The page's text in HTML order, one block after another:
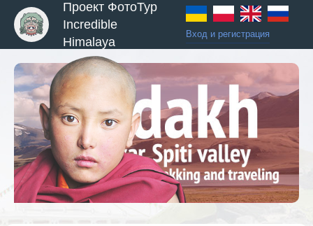
Проект ФотоТур
Incredible
Himalaya
Вход и регистрация